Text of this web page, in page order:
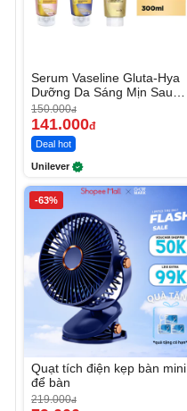
Serum Vaseline Gluta-Hya
Dưỡng Da Sáng Mịn Sau 7
Ngày
150.000đ
141.000đ
Deal hot
Unilever
-63%
Quạt tích điện kẹp bàn mini
để bàn
219.000đ